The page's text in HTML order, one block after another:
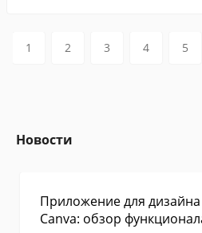
1 2 3 4 5
Новости
Приложение для дизайна
Canva: обзор